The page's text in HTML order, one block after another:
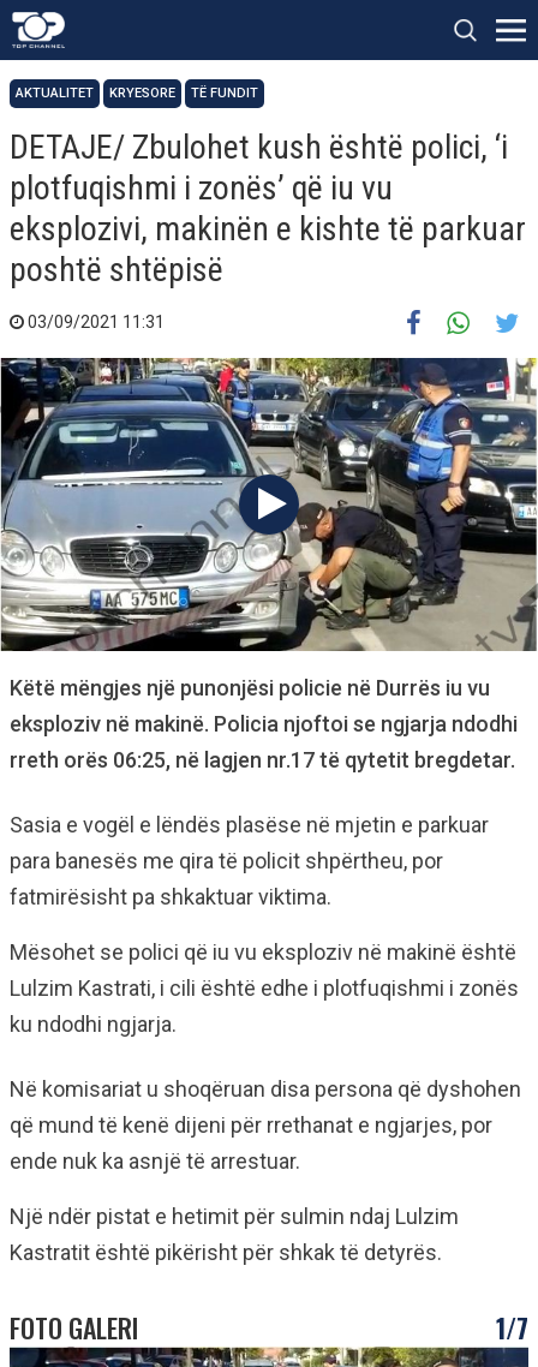
AKTUALITET KRYESORE TË FUNDIT
DETAJE/ Zbulohet kush është polici, ‘i
plotfuqishmi i zonës’ që iu vu
eksplozivi, makinën e kishte të parkuar
poshtë shtëpisë
03/09/2021 11:31
Këtë mëngjes një punonjësi policie në Durrës iu vu
eksploziv në makinë. Policia njoftoi se ngjarja ndodhi
rreth orës 06:25, në lagjen nr.17 të qytetit bregdetar.
Sasia e vogël e lëndës plasëse në mjetin e parkuar
para banesës me qira të policit shpërtheu, por
fatmirësisht pa shkaktuar viktima.
Mësohet se polici që iu vu eksploziv në makinë është
Lulzim Kastrati, i cili është edhe i plotfuqishmi i zonës
ku ndodhi ngjarja.
Në komisariat u shoqëruan disa persona që dyshohen
që mund të kenë dijeni për rrethanat e ngjarjes, por
ende nuk ka asnjë të arrestuar.
Një ndër pistat e hetimit për sulmin ndaj Lulzim
Kastratit është pikërisht për shkak të detyrës.
FOTO GALERI 1/7